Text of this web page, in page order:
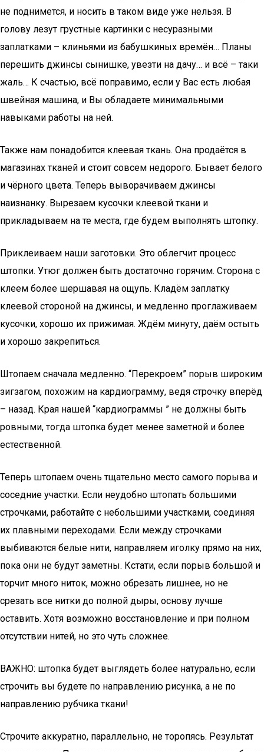
не поднимется, и носить в таком виде уже нельзя. В
голову лезут грустные картинки с несуразными
заплатками – клиньями из бабушкиных времён… Планы
перешить джинсы сынишке, увезти на дачу… и всё – таки
жаль… К счастью, всё поправимо, если у Вас есть любая
швейная машина, и Вы обладаете минимальными
навыками работы на ней.
Также нам понадобится клеевая ткань. Она продаётся в
магазинах тканей и стоит совсем недорого. Бывает белого
и чёрного цвета. Теперь выворачиваем джинсы
наизнанку. Вырезаем кусочки клеевой ткани и
прикладываем на те места, где будем выполнять штопку.
Приклеиваем наши заготовки. Это облегчит процесс
штопки. Утюг должен быть достаточно горячим. Сторона с
клеем более шершавая на ощупь. Кладём заплатку
клеевой стороной на джинсы, и медленно проглаживаем
кусочки, хорошо их прижимая. Ждём минуту, даём остыть
и хорошо закрепиться.
Штопаем сначала медленно. “Перекроем” порыв широким
зигзагом, похожим на кардиограмму, ведя строчку вперёд
– назад. Края нашей “кардиограммы ” не должны быть
ровными, тогда штопка будет менее заметной и более
естественной.
Теперь штопаем очень тщательно место самого порыва и
соседние участки. Если неудобно штопать большими
строчками, работайте с небольшими участками, соединяя
их плавными переходами. Если между строчками
выбиваются белые нити, направляем иголку прямо на них,
пока они не будут заметны. Кстати, если порыв большой и
торчит много ниток, можно обрезать лишнее, но не
срезать все нитки до полной дыры, основу лучше
оставить. Хотя возможно восстановление и при полном
отсутствии нитей, но это чуть сложнее.
ВАЖНО: штопка будет выглядеть более натурально, если
строчить вы будете по направлению рисунка, а не по
направлению рубчика ткани!
Строчите аккуратно, параллельно, не торопясь. Результат